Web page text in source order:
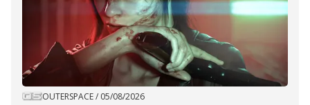
OUTERSPACE/ 05/08/2026